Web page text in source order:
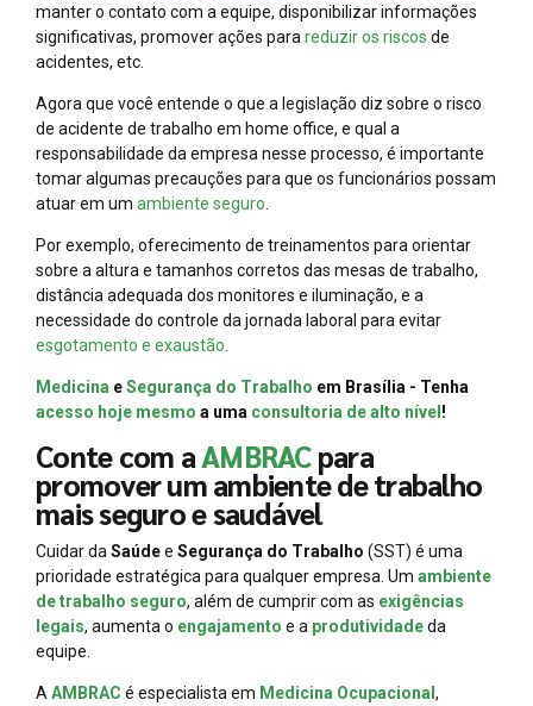
manter o contato com a equipe, disponibilizar informações
significativas, promover ações para reduzir os riscos de
acidentes, etc.
Agora que você entende o que a legislação diz sobre o risco
de acidente de trabalho em home office, e qual a
responsabilidade da empresa nesse processo, é importante
tomar algumas precauções para que os funcionários possam
atuar em um ambiente seguro
Por exemplo, oferecimento de treinamentos para orientar
sobre a altura e tamanhos corretos das mesas de trabalho,
distância adequada dos monitores e iluminação, e a
necessidade do controle da jornada laboral para evitar
esgotamento e exaustão
Medicina eSegurança do Trabalho em Brasília - Tenha
acesso hoje mesmo a uma consultoria de alto nível !
Conte com aAMBRACpara
promover um ambiente de trabalho
mais seguro e saudável
Cuidar da Saúdee Segurança do Trabalho (SST) é uma
prioridade estratégica para qualquer empresa. Um ambiente
de trabalho seguro, além de cumprir com as exigências
legais, aumenta o engajamento e a produtividadeda
equipe.
A AMBRAC é especialista em Medicina Ocupacional ,